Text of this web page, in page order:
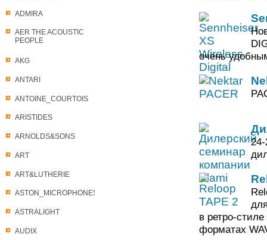
ADMIRA
AER THE ACOUSTIC
PEOPLE
AKG
ANTARI
ANTOINE_COURTOIS
ARISTIDES
ARNOLDS&SONS
ART
ART&LUTHERIE
ASTON_MICROPHONES
ASTRALIGHT
AUDIX
очень
в ретро-
форматах